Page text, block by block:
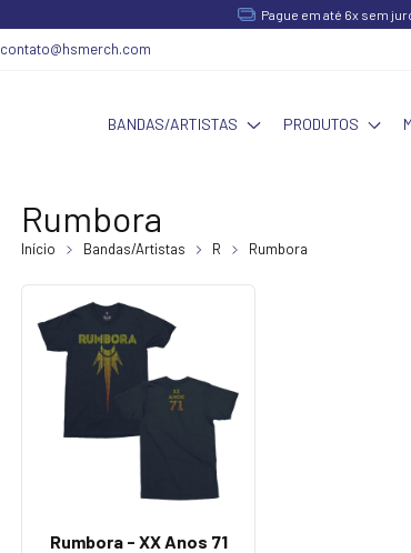
Pague em até 6x sem
contato@hsmerch.com
BANDAS/ARTISTAS PRODUTOS
Rumbora
Início Bandas/Artistas R Rumbora
Rumbora - XX Anos 71